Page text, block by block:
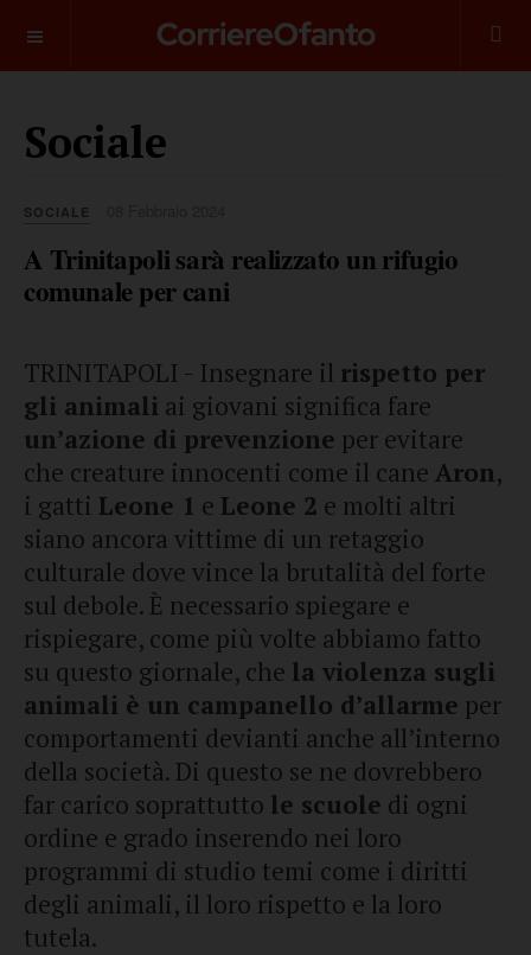
Sociale
SOCIALE
A Trinitapoli sarà realizzato un rifugio
comunale per cani
TRINITAPOLI - Insegnare il rispetto per
gli animali ai giovani significa fare
un’azione di prevenzione per evitare
che creature innocenti come il cane Aron,
i gatti Leone 1 e Leone 2 e molti altri
siano ancora vittime di un retaggio
culturale dove vince la brutalità del forte
sul debole. È necessario spiegare e
rispiegare, come più volte abbiamo fatto
su questo giornale, che la violenza sugli
animali è un campanello d’allarme per
comportamenti devianti anche all’interno
della società. Di questo se ne dovrebbero
far carico soprattutto le scuole di ogni
ordine e grado inserendo nei loro
programmi di studio temi come i diritti
degli animali, il loro rispetto e la loro
tutela.